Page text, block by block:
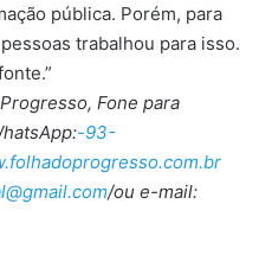
pública. Porém, para
trabalhou para isso.
Fone para
-93-
/ou e-mail: